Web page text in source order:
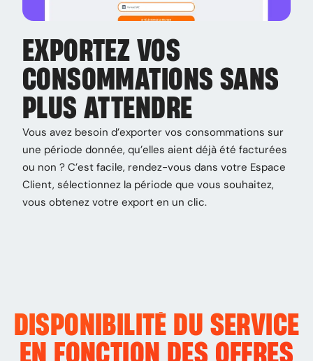
EXPORTEZ VOS
CONSOMMATIONS SANS
PLUS ATTENDRE
Vous avez besoin d’exporter vos consommations sur
une période donnée, qu’elles aient déjà été facturées
ou non ? C’est facile, rendez-vous dans votre Espace
Client, sélectionnez la période que vous souhaitez,
vous obtenez votre export en un clic.
DISPONIBILITÉ DU SERVICE
EN FONCTION DES OFFRES